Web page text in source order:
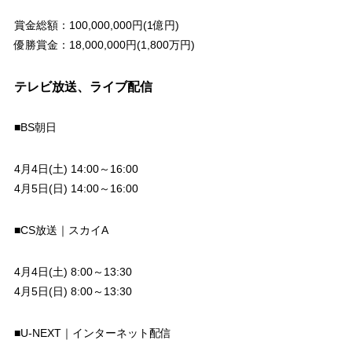
賞金総額：100,000,000円(1億円)
優勝賞金：18,000,000円(1,800万円)
テレビ放送、ライブ配信
■BS朝日
4月4日(土) 14:00～16:00
4月5日(日) 14:00～16:00
■CS放送｜スカイA
4月4日(土) 8:00～13:30
4月5日(日) 8:00～13:30
■U-NEXT｜インターネット配信